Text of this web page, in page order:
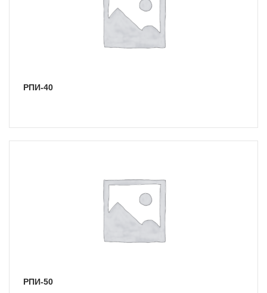
РПИ-40
РПИ-50